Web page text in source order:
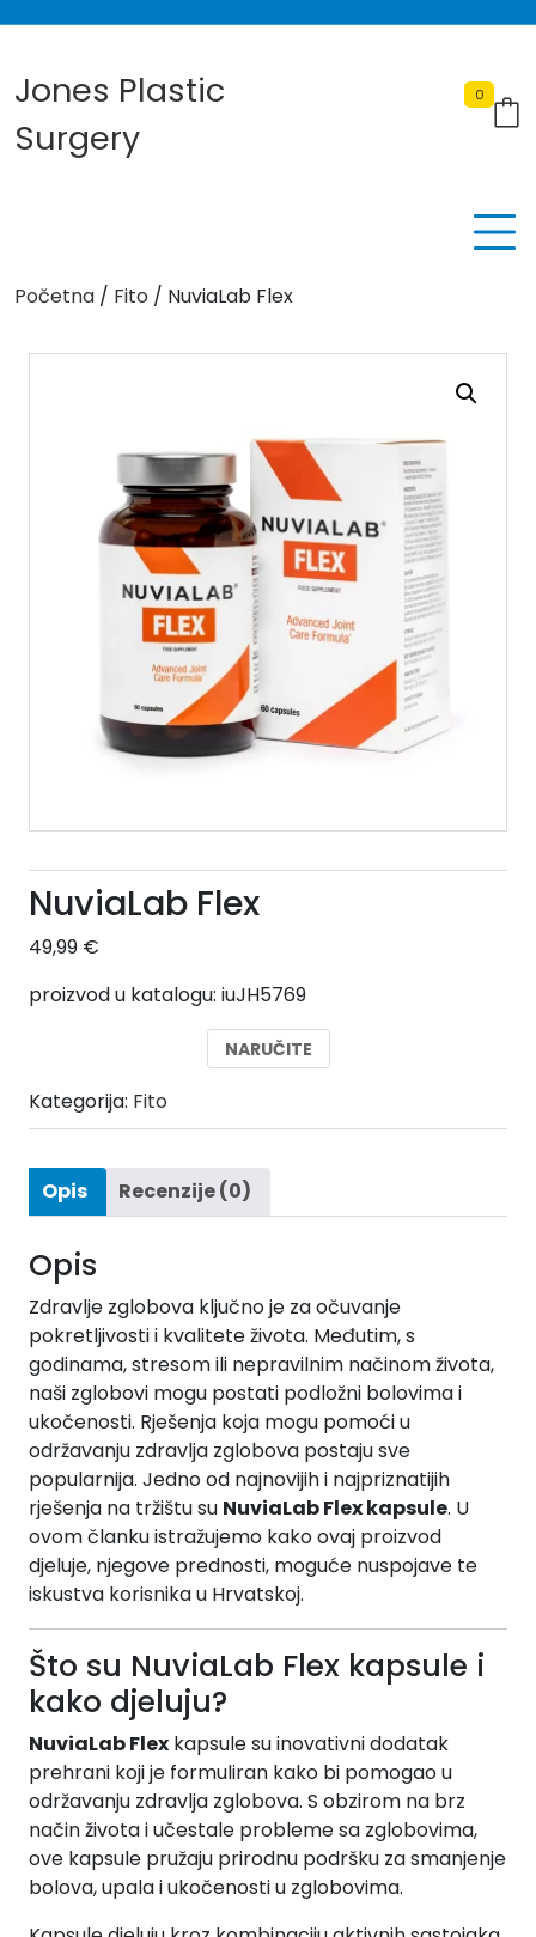
Jones Plastic
Surgery
0
Početna / Fito / NuviaLab Flex
NuviaLab Flex
49,99 €
proizvod u katalogu: iuJH5769
NARUČITE
Kategorija: Fito
Opis Recenzije (0)
Opis
Zdravlje zglobova ključno je za očuvanje
pokretljivosti i kvalitete života. Međutim, s
godinama, stresom ili nepravilnim načinom života,
naši zglobovi mogu postati podložni bolovima i
ukočenosti. Rješenja koja mogu pomoći u
održavanju zdravlja zglobova postaju sve
popularnija. Jedno od najnovijih i najpriznatijih
rješenja na tržištu su NuviaLab Flex kapsule. U
ovom članku istražujemo kako ovaj proizvod
djeluje, njegove prednosti, moguće nuspojave te
iskustva korisnika u Hrvatskoj.
Što su NuviaLab Flex kapsule i
kako djeluju?
NuviaLab Flex kapsule su inovativni dodatak
prehrani koji je formuliran kako bi pomogao u
održavanju zdravlja zglobova. S obzirom na brz
način života i učestale probleme sa zglobovima,
ove kapsule pružaju prirodnu podršku za smanjenje
bolova, upala i ukočenosti u zglobovima.